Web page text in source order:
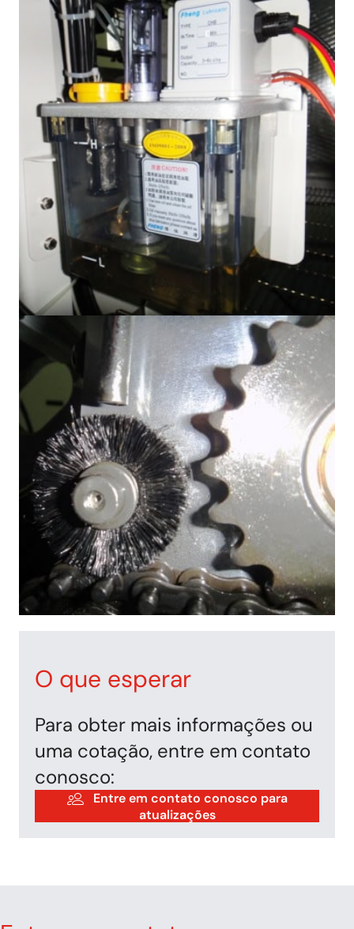
O que esperar
Para obter mais informações ou
uma cotação, entre em contato
conosco:
Entre em contato conosco para
atualizações